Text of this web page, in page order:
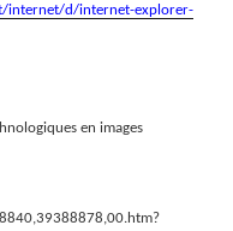
internet/d/internet-explorer-
en images